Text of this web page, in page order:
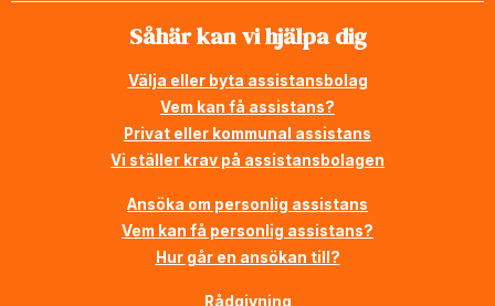
Såhär kan vi hjälpa dig
Välja eller byta assistansbolag
Vem kan få assistans?
Privat eller kommunal assistans
Vi ställer krav på assistansbolagen
Ansöka om personlig assistans
Vem kan få personlig assistans?
Hur går en ansökan till?
Rådgivning